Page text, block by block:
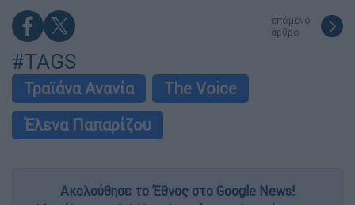
επόμενο
άρθρο
#TAGS
Τραϊάνα Ανανία
The Voice
Έλενα Παπαρίζου
Ακολούθησε το Έθνος στο Google News!